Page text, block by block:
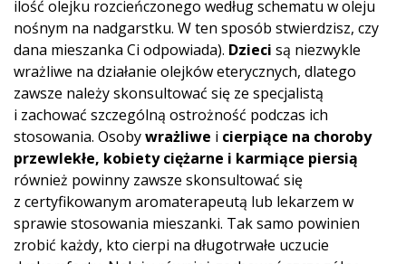
ilość olejku rozcieńczonego według schematu w oleju
nośnym na nadgarstku. W ten sposób stwierdzisz, czy
dana mieszanka Ci odpowiada). Dzieci są niezwykle
wrażliwe na działanie olejków eterycznych, dlatego
zawsze należy skonsultować się ze specjalistą
i zachować szczególną ostrożność podczas ich
stosowania. Osobywrażliwe i cierpiące na choroby
przewlekłe, kobiety ciężarne i karmiące piersią
również powinny zawsze skonsultować się
z certyfikowanym aromaterapeutą lub lekarzem w
sprawie stosowania mieszanki. Tak samo powinien
zrobić każdy, kto cierpi na długotrwałe uczucie